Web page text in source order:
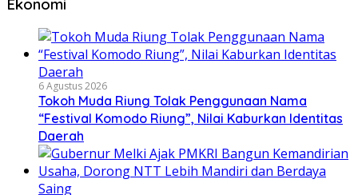
6 Agustus 2026
Tokoh Muda Riung Tolak Penggunaan Nama
“Festival Komodo Riung”, Nilai Kaburkan Identitas
Daerah